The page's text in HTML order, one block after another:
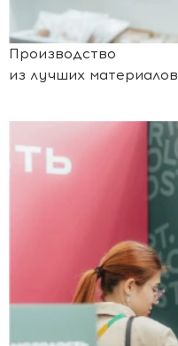
Производство
из лучших материалов